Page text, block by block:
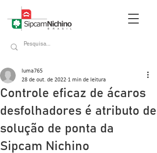
Controle eficaz de ácaros
desfolhadores é atributo de
solução de ponta da
Sipcam Nichino
luma765
28 de out. de 2022 1 min de leitura